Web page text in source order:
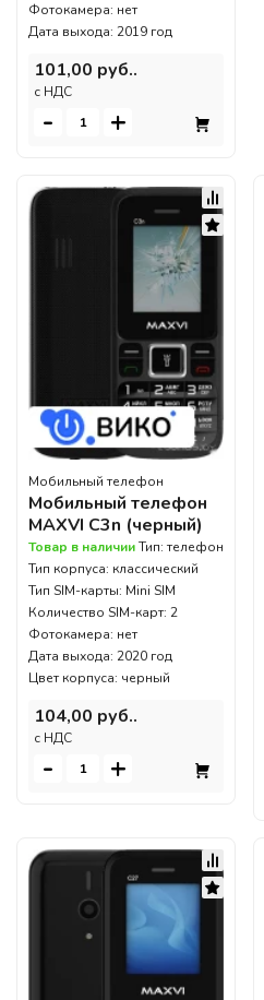
Фотокамера: нет
Дата выхода: 2019 год
101,00 руб..
c НДС
- +
Мобильный телефон
Мобильный телефон
MAXVI C3n (черный)
Товар в наличииТип: телефон
Тип корпуса: классический
Тип SIM-карты: Mini SIM
Количество SIM-карт: 2
Фотокамера: нет
Дата выхода: 2020 год
Цвет корпуса: черный
104,00 руб..
c НДС
- +